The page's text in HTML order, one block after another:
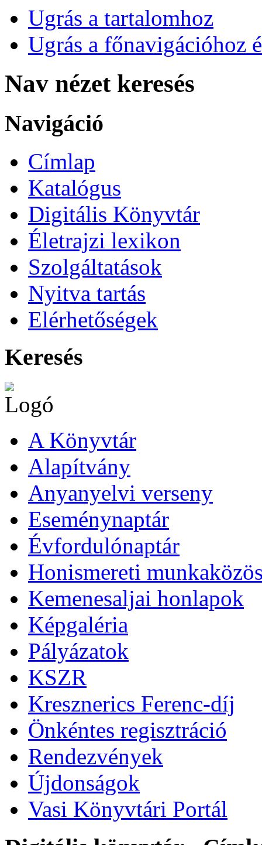
Ugrás a tartalomhoz
Ugrás a főnavigációhoz
Nav nézet keresés
Navigáció
Címlap
Katalógus
Digitális Könyvtár
Életrajzi lexikon
Szolgáltatások
Nyitva tartás
Elérhetőségek
Keresés
A Könyvtár
Alapítvány
Anyanyelvi verseny
Eseménynaptár
Évfordulónaptár
Honismereti
Kemenesaljai honlapok
Képgaléria
Pályázatok
KSZR
Kresznerics Ferenc-díj
Önkéntes regisztráció
Rendezvények
Újdonságok
Vasi Könyvtári Portál